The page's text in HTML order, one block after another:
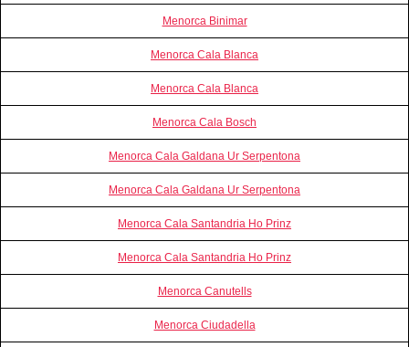
Menorca Binimar
Menorca Cala Blanca
Menorca Cala Blanca
Menorca Cala Bosch
Menorca Cala Galdana Ur Serpentona
Menorca Cala Galdana Ur Serpentona
Menorca Cala Santandria Ho Prinz
Menorca Cala Santandria Ho Prinz
Menorca Canutells
Menorca Ciudadella